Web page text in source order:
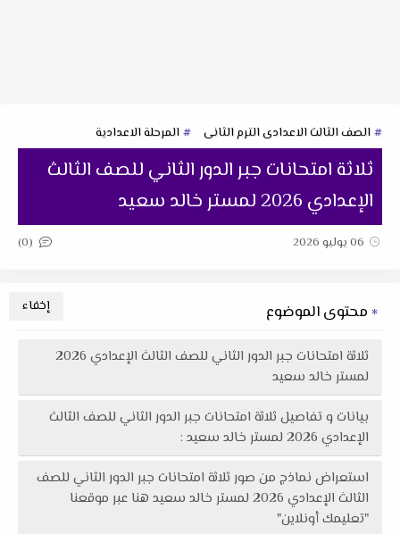
الصف الثالث الاعدادى الترم الثانى المرحلة الاعدادية
ثلاثة امتحانات جبر الدور الثاني للصف الثالث
الإعدادي 2026 لمستر خالد سعيد
06 يوليو 2026 (0)
محتوى الموضوع
ثلاثة امتحانات جبر الدور الثاني للصف الثالث الإعدادي 2026
لمستر خالد سعيد
بيانات و تفاصيل ثلاثة امتحانات جبر الدور الثاني للصف الثالث
الإعدادي 2026 لمستر خالد سعيد :
استعراض نماذج من صور ثلاثة امتحانات جبر الدور الثاني للصف
الثالث الإعدادي 2026 لمستر خالد سعيد هنا عبر موقعنا
"تعليمك أونلاين"